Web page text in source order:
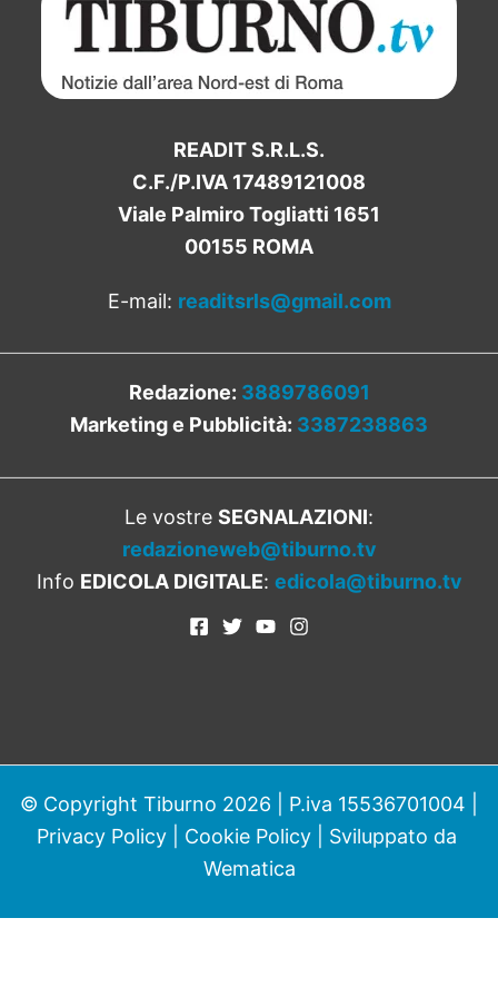
READIT S.R.L.S.
C.F./P.IVA 17489121008
Viale Palmiro Togliatti 1651
00155 ROMA
E-mail: readitsrls@gmail.com
Redazione: 3889786091
Marketing e Pubblicità: 3387238863
Le vostre SEGNALAZIONI:
redazioneweb@tiburno.tv
Info EDICOLA DIGITALE: edicola@tiburno.tv
© Copyright Tiburno 2026 | P.iva 15536701004 |
Privacy Policy| Cookie Policy| Sviluppato da
Wematica